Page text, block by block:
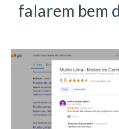
falarem bem